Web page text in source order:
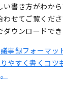
い書き方がわか
わせてご覧くだ
ウンロードでき
議事録フォーマッ
やすく書くコツ